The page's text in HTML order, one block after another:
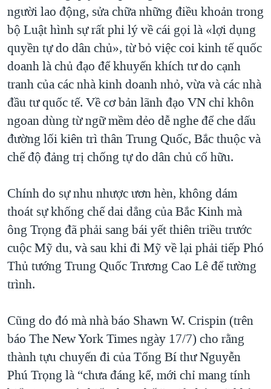
người lao động, sửa chữa những điều khoản trong
bộ Luật hình sự rất phi lý về cái gọi là «lợi dụng
quyền tự do dân chủ», từ bỏ việc coi kinh tế quốc
doanh là chủ đạo để khuyến khích tư do cạnh
tranh của các nhà kinh doanh nhỏ, vừa và các nhà
đầu tư quốc tế. Về cơ bản lãnh đạo VN chỉ khôn
ngoan dùng từ ngữ mềm dẻo dễ nghe để che dấu
đường lối kiên trì thân Trung Quốc, Bắc thuộc và
chế độ đảng trị chống tự do dân chủ cố hữu.
Chính do sự nhu nhược ươn hèn, không dám
thoát sự khống chế dai dẳng của Bắc Kinh mà
ông Trọng đã phải sang bái yết thiên triều trước
cuộc Mỹ du, và sau khi đi Mỹ về lại phải tiếp Phó
Thủ tướng Trung Quốc Trương Cao Lê để tường
trình.
Cũng do đó mà nhà báo Shawn W. Crispin (trên
báo The New York Times ngày 17/7) cho rằng
thành tựu chuyến đi của Tổng Bí thư Nguyễn
Phú Trọng là “chưa đáng kể, mới chỉ mang tính